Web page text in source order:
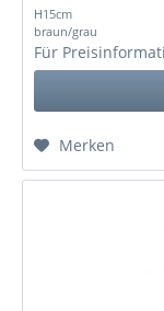
H15cm
braun/grau
Für
Merken